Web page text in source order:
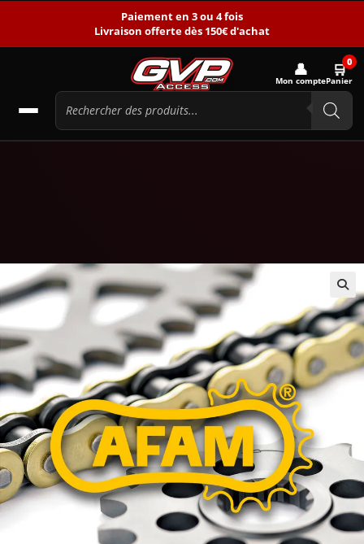
Paiement en 3 ou 4 fois
Livraison offerte dès 150€ d'achat
👤
Mon compte
🛒0
Panier
🔍